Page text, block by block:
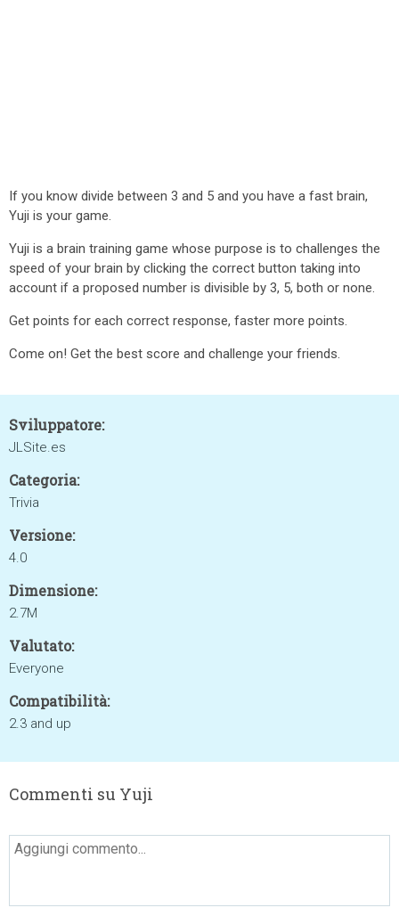
If you know divide between 3 and 5 and you have a fast brain,
Yuji is your game.
Yuji is a brain training game whose purpose is to challenges the
speed of your brain by clicking the correct button taking into
account if a proposed number is divisible by 3, 5, both or none.
Get points for each correct response, faster more points.
Come on! Get the best score and challenge your friends.
Sviluppatore:
JLSite.es
Categoria:
Trivia
Versione:
4.0
Dimensione:
2.7M
Valutato:
Everyone
Compatibilità:
2.3 and up
Commenti su Yuji